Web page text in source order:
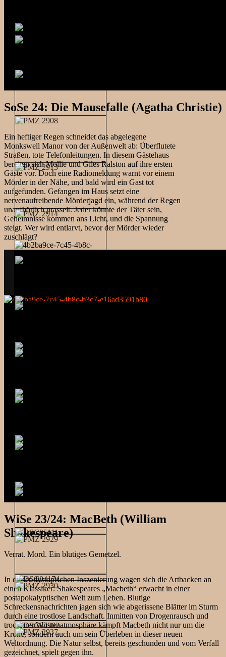
SoSe 24: Die Mausefalle (Agatha Christie)
Ein heftiger Regen schneidet das abgelegene
Monkswell Manor von der Außenwelt ab: Überflutete
Straßen, tote Telefonleitungen. In diesem Gästehaus
bereiten sich Mollie und Giles Ralston auf ihre ersten
Gäste vor. Doch eine Radiomeldung warnt vor einem
Mörder in der Nähe, und bald wird ein Gast tot
aufgefunden. Gefangen im Haus setzt eine
nervenaufreibende Mörderjagd ein, während der Regen
unaufhörlich prasselt. Jeder könnte der Täter sein,
Geheimnisse kommen ans Licht, und die Spannung
steigt. Wer wird entlarvt, bevor der Mörder wieder
zuschlägt?
WiSe 23/24: MacBeth (William
Shakespeare)
Verrat. Mord. Ein blutiges Gemetzel.
In dieser dystopischen Inszenierung wagen sich die Artbacken an
einen Klassiker: Shakespeares „Macbeth“ erwacht in einer
postapokalyptischen Welt zum Leben. Blutige
Schreckensnachrichten jagen sich wie abgerissene Blätter im Sturm
durch eine trostlose Landschaft. Inmitten von Drogenrausch und
trockener Wüstenatmosphäre kämpft Macbeth nicht nur um die
Krone, sondern auch um sein Überleben in dieser neuen
Weltordnung. Die Natur selbst, bereits geschunden und vom Verfall
gezeichnet, spielt gegen ihn.